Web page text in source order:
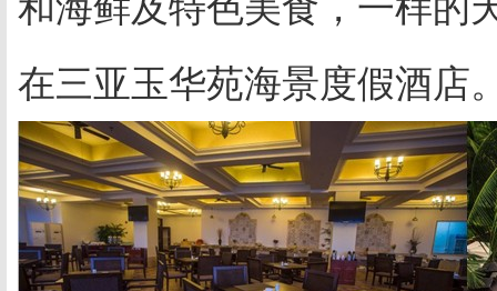
在三亚玉华苑海景度假酒店